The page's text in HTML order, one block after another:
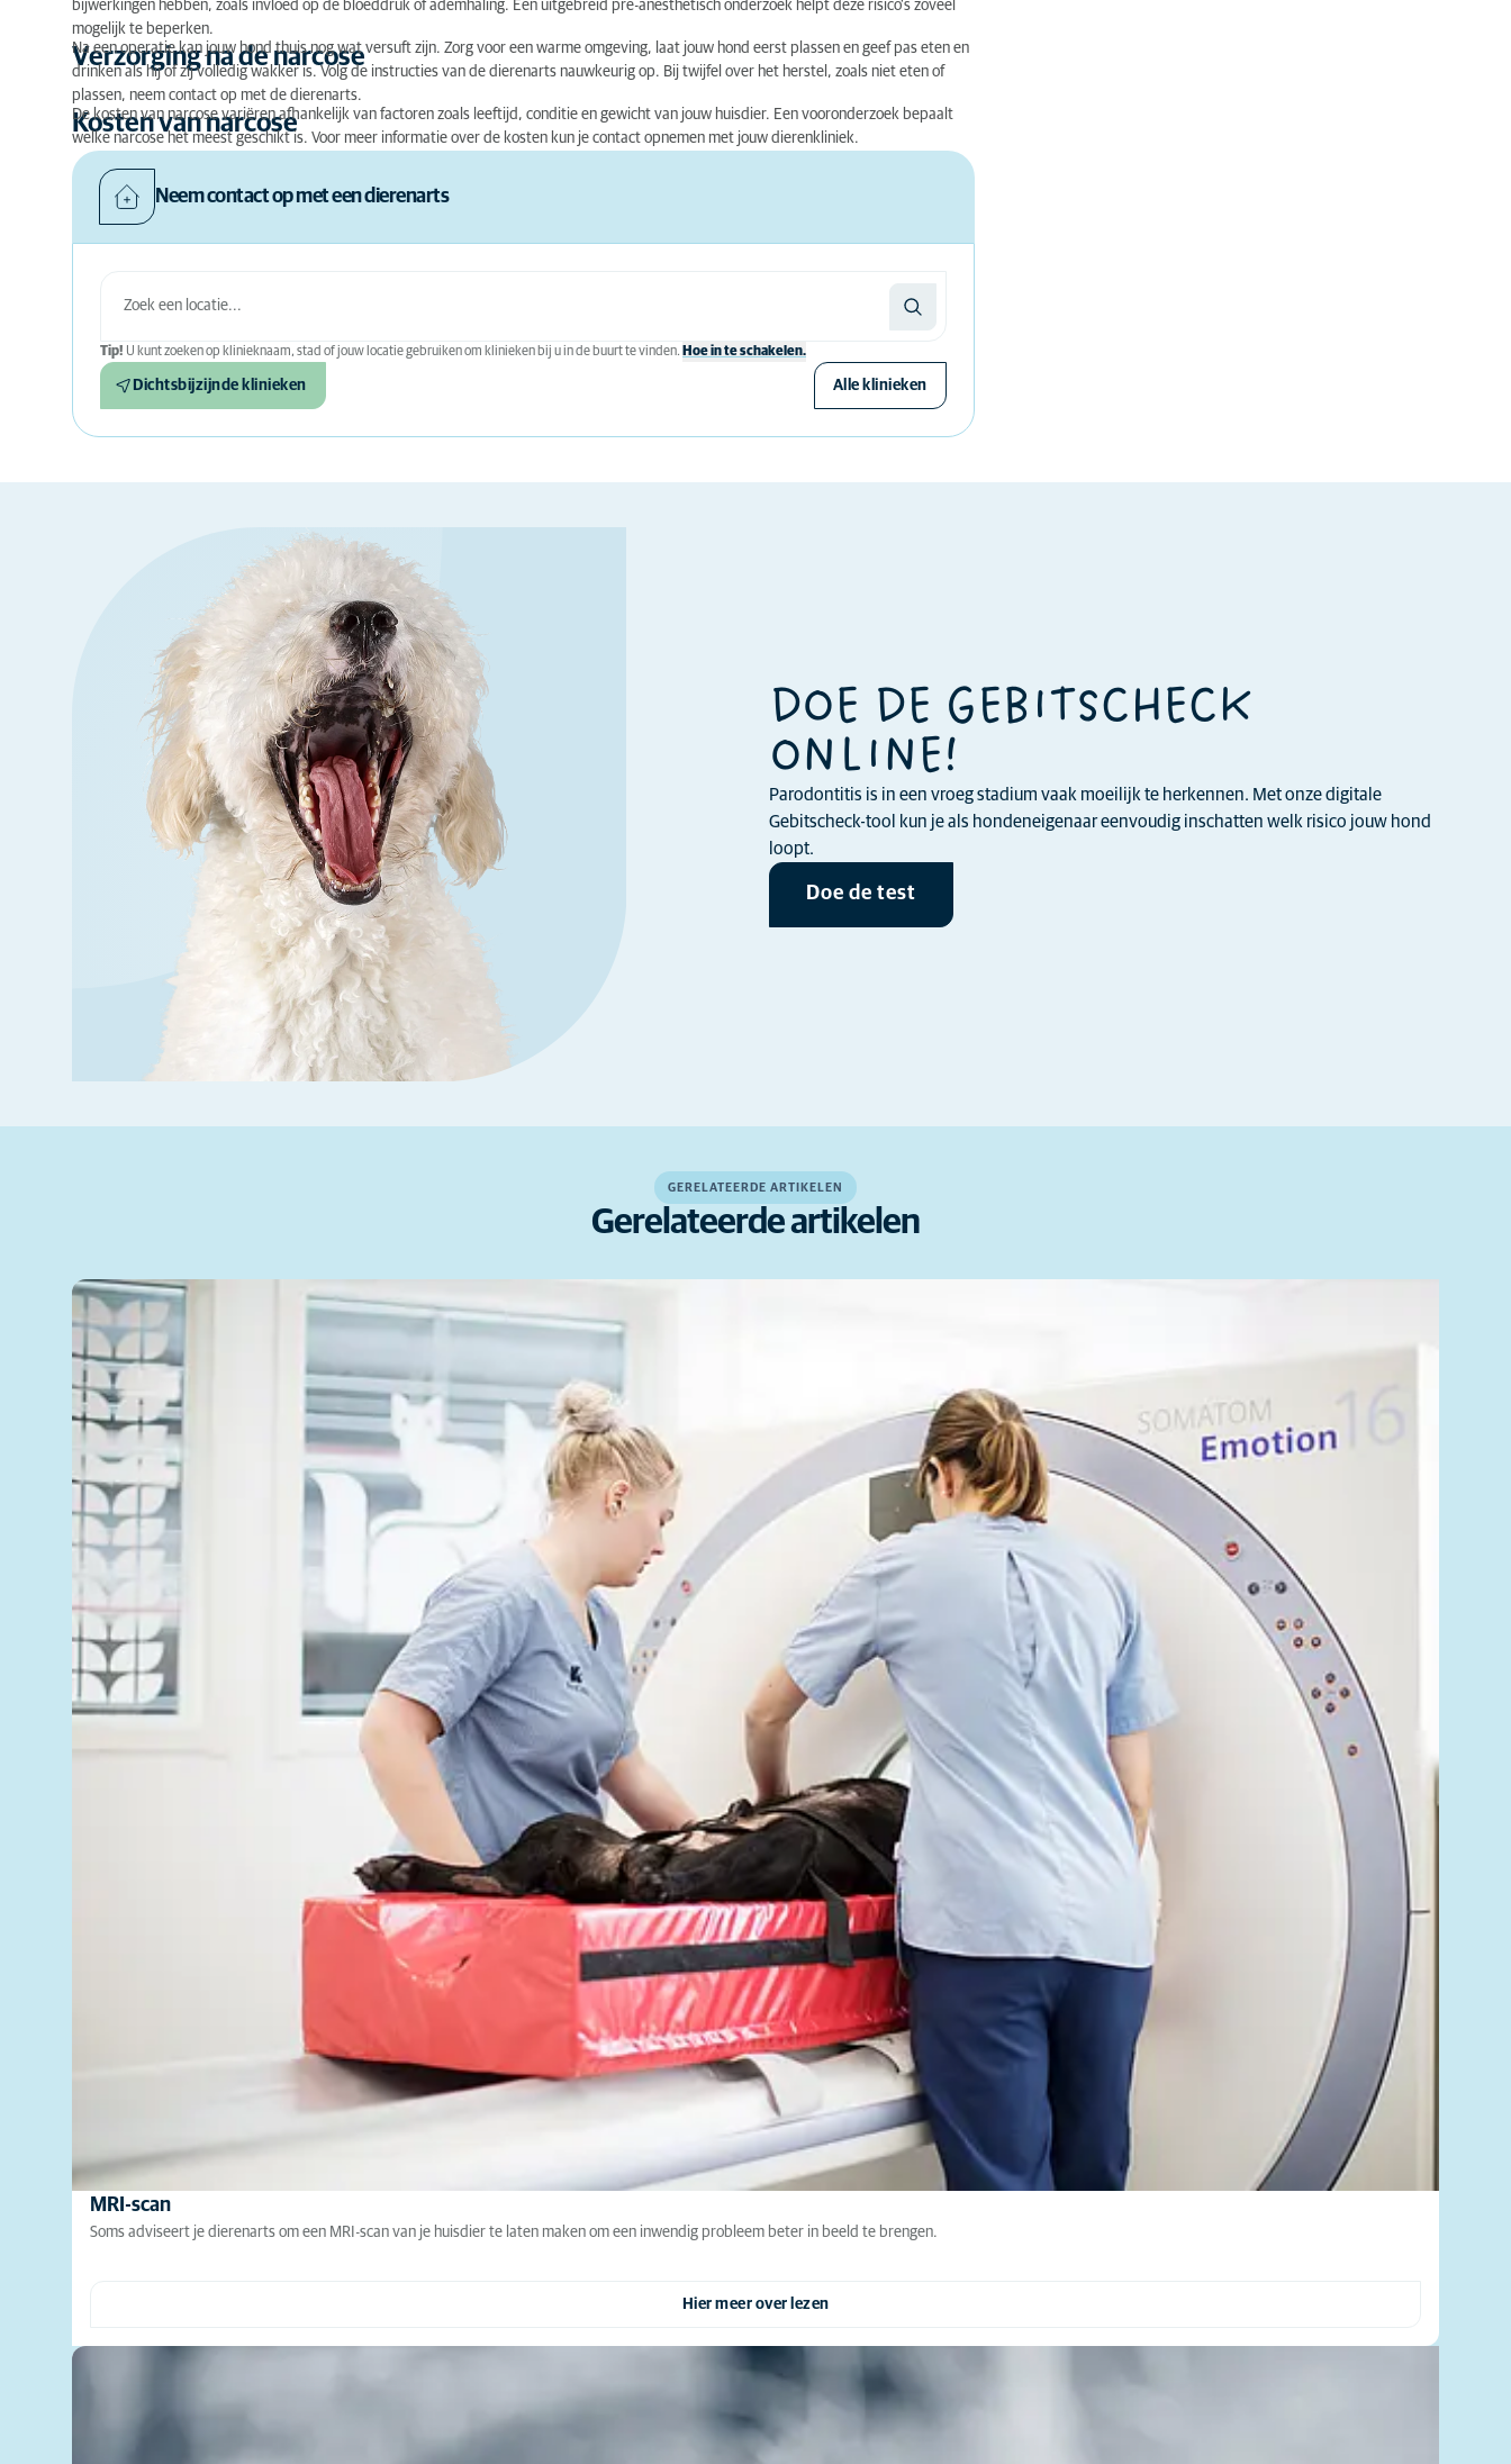
bijwerkingen hebben, zoals invloed op de bloeddruk of ademhaling. Een uitgebreid pre-anesthetisch onderzoek helpt deze risico's zoveel
mogelijk te beperken.
Verzorging na de narcose
Na een operatie kan jouw hond thuis nog wat versuft zijn. Zorg voor een warme omgeving, laat jouw hond eerst plassen en geef pas eten en
drinken als hij of zij volledig wakker is. Volg de instructies van de dierenarts nauwkeurig op. Bij twijfel over het herstel, zoals niet eten of
plassen, neem contact op met de dierenarts.
Kosten van narcose
De kosten van narcose variëren afhankelijk van factoren zoals leeftijd, conditie en gewicht van jouw huisdier. Een vooronderzoek bepaalt
welke narcose het meest geschikt is. Voor meer informatie over de kosten kun je contact opnemen met jouw dierenkliniek.
Neem contact op met een dierenarts
Tip! U kunt zoeken op klinieknaam, stad of jouw locatie gebruiken om klinieken bij u in de buurt te vinden. Hoe in te schakelen.
Dichtsbijzijnde klinieken Alle klinieken
DOE DE GEBITSCHECK
ONLINE!
Parodontitis is in een vroeg stadium vaak moeilijk te herkennen. Met onze digitale
Gebitscheck-tool kun je als hondeneigenaar eenvoudig inschatten welk risico jouw hond
loopt.
Doe de test
GERELATEERDE ARTIKELEN
Gerelateerde artikelen
MRI-scan
Soms adviseert je dierenarts om een MRI-scan van je huisdier te laten maken om een inwendig probleem beter in beeld te brengen.
Hier meer over lezen